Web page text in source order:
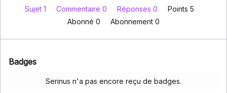
Sujet 1 Commentaire 0 Réponses 0
Points 5
Abonné 0 Abonnement 0
Badges
Serinus n'a pas encore reçu de badges.